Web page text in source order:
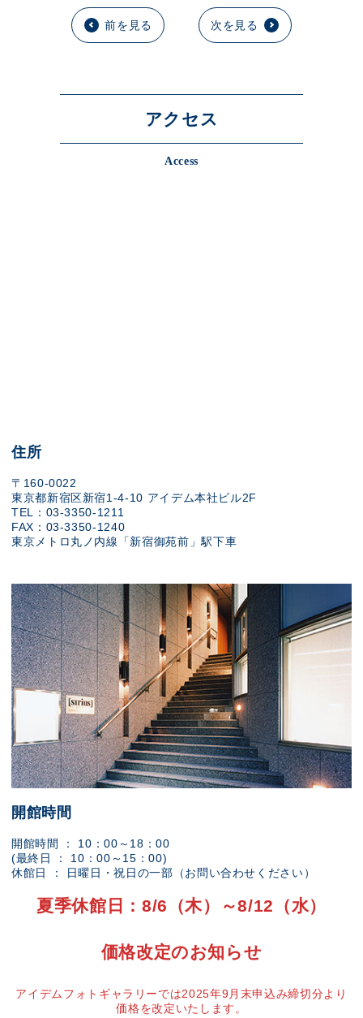
前を見る 次を見る
アクセス
Access
住所
〒160-0022
東京都新宿区新宿1-4-10 アイデム本社ビル2F
TEL：03-3350-1211
FAX：03-3350-1240
東京メトロ丸ノ内線「新宿御苑前」駅下車
開館時間
開館時間 ： 10：00～18：00
(最終日 ： 10：00～15：00)
休館日 ： 日曜日・祝日の一部（お問い合わせください）
夏季休館日：8/6（木）～8/12（水）
価格改定のお知らせ
アイデムフォトギャラリーでは2025年9月末申込み締切分より
価格を改定いたします。